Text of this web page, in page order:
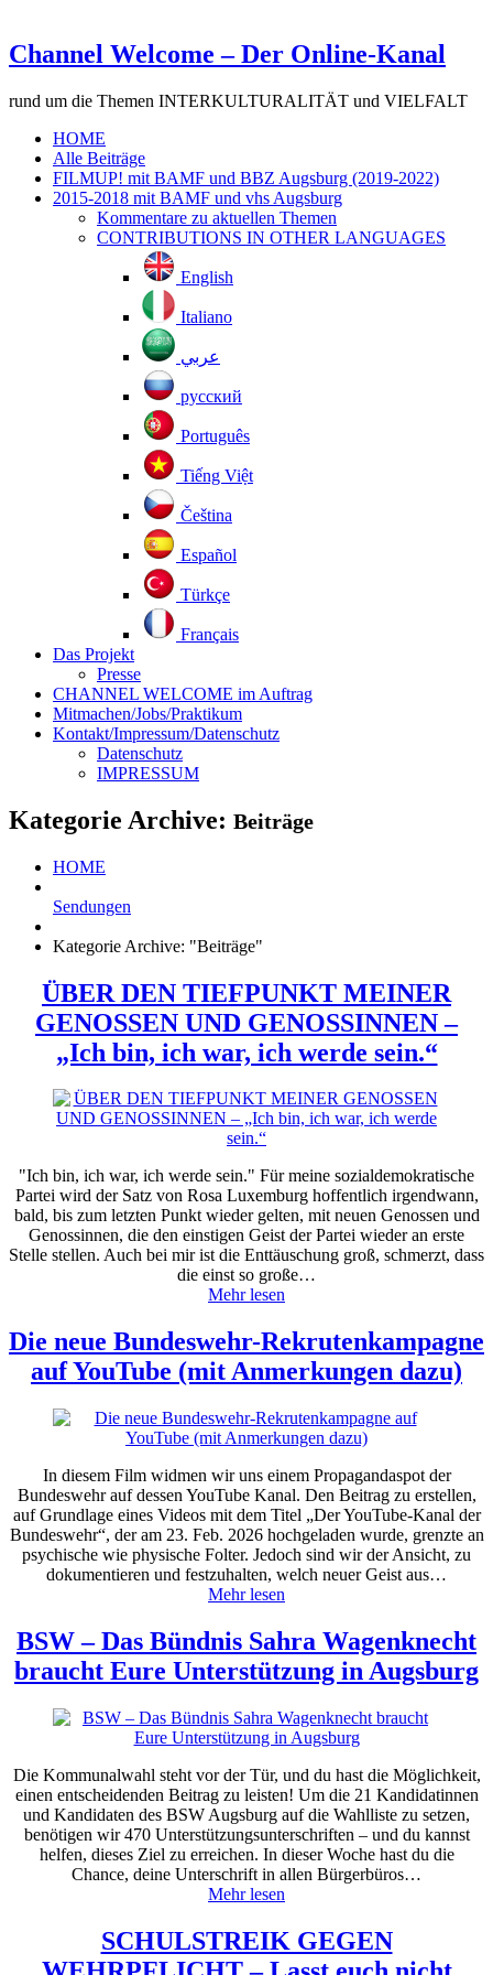
Channel Welcome – Der Online-Kanal
rund um die Themen INTERKULTURALITÄT und VIELFALT
HOME
Alle Beiträge
FILMUP! mit BAMF und BBZ Augsburg (2019-2022)
2015-2018 mit BAMF und vhs Augsburg
Kommentare zu aktuellen Themen
CONTRIBUTIONS IN OTHER LANGUAGES
English
Italiano
عربي
русский
Português
Tiếng Việt
Čeština
Español
Türkçe
Français
Das Projekt
Presse
CHANNEL WELCOME im Auftrag
Mitmachen/Jobs/Praktikum
Kontakt/Impressum/Datenschutz
Datenschutz
IMPRESSUM
Kategorie Archive: Beiträge
HOME
Sendungen
Kategorie Archive: "Beiträge"
ÜBER DEN TIEFPUNKT MEINER
GENOSSEN UND GENOSSINNEN –
„Ich bin, ich war, ich werde sein.“
"Ich bin, ich war, ich werde sein." Für meine sozialdemokratische
Partei wird der Satz von Rosa Luxemburg hoffentlich irgendwann,
bald, bis zum letzten Punkt wieder gelten, mit neuen Genossen und
Genossinnen, die den einstigen Geist der Partei wieder an erste
Stelle stellen. Auch bei mir ist die Enttäuschung groß, schmerzt, dass
die einst so große…
Mehr lesen
Die neue Bundeswehr-Rekrutenkampagne
auf YouTube (mit Anmerkungen dazu)
In diesem Film widmen wir uns einem Propagandaspot der
Bundeswehr auf dessen YouTube Kanal. Den Beitrag zu erstellen,
auf Grundlage eines Videos mit dem Titel „Der YouTube-Kanal der
Bundeswehr“, der am 23. Feb. 2026 hochgeladen wurde, grenzte an
psychische wie physische Folter. Jedoch sind wir der Ansicht, zu
dokumentieren und festzuhalten, welch neuer Geist aus…
Mehr lesen
BSW – Das Bündnis Sahra Wagenknecht
braucht Eure Unterstützung in Augsburg
Die Kommunalwahl steht vor der Tür, und du hast die Möglichkeit,
einen entscheidenden Beitrag zu leisten! Um die 21 Kandidatinnen
und Kandidaten des BSW Augsburg auf die Wahlliste zu setzen,
benötigen wir 470 Unterstützungsunterschriften – und du kannst
helfen, dieses Ziel zu erreichen. In dieser Woche hast du die
Chance, deine Unterschrift in allen Bürgerbüros…
Mehr lesen
SCHULSTREIK GEGEN